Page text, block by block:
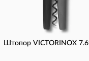
Штопор VICTORINOX